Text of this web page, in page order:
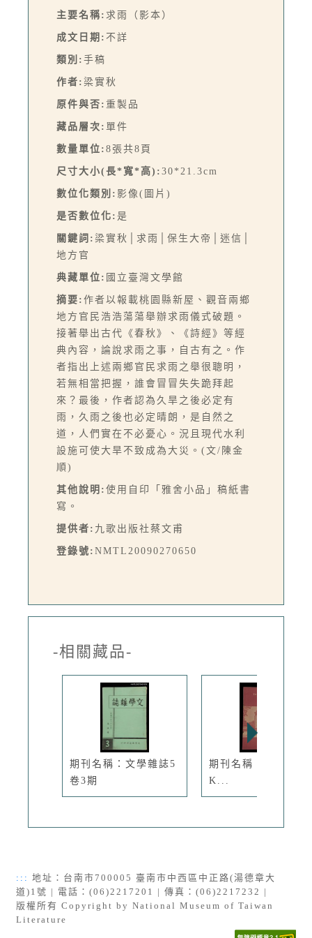
主要名稱: 求雨（影本）
成文日期: 不詳
類別: 手稿
作者: 梁實秋
原件與否: 重製品
藏品層次: 單件
數量單位: 8張共8頁
尺寸大小(長*寬*高): 30*21.3cm
數位化類別: 影像(圖片)
是否數位化: 是
關鍵詞: 梁實秋│求雨│保生大帝│迷信│
地方官
典藏單位: 國立臺灣文學館
摘要: 作者以報載桃園縣新屋、觀音兩鄉
地方官民浩浩蕩蕩舉辦求雨儀式破題。
接著舉出古代《春秋》、《詩經》等經
典內容，論說求雨之事，自古有之。作
者指出上述兩鄉官民求雨之舉很聰明，
若無相當把握，誰會冒冒失失跪拜起
來？最後，作者認為久旱之後必定有
雨，久雨之後也必定晴朗，是自然之
道，人們實在不必憂心。況且現代水利
設施可使大旱不致成為大災。(文/陳金
順)
其他說明: 使用自印「雅舍小品」稿紙書
寫。
提供者: 九歌出版社蔡文甫
登錄號: NMTL20090270650
-相關藏品-
期刊名稱：文學雜誌5
卷3期
期刊名稱：TÂI-
K...
::: 地址：台南市700005 臺南市中西區中正路(湯德章大
道)1號 | 電話：(06)2217201 | 傳真：(06)2217232 |
版權所有 Copyright by National Museum of Taiwan
Literature